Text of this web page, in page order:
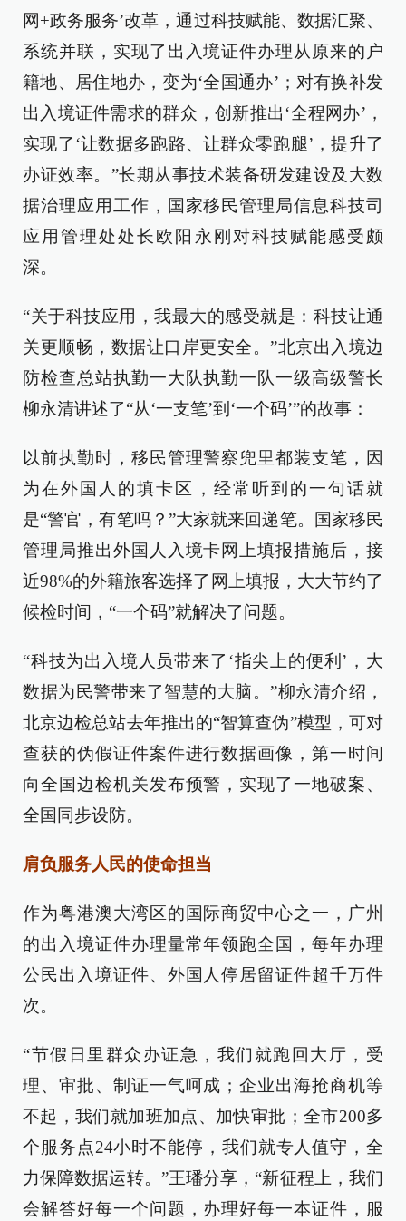
网+政务服务’改革，通过科技赋能、数据汇聚、
系统并联，实现了出入境证件办理从原来的户
籍地、居住地办，变为‘全国通办’；对有换补发
出入境证件需求的群众，创新推出‘全程网办’，
实现了‘让数据多跑路、让群众零跑腿’，提升了
办证效率。”长期从事技术装备研发建设及大数
据治理应用工作，国家移民管理局信息科技司
应用管理处处长欧阳永刚对科技赋能感受颇
深。
“关于科技应用，我最大的感受就是：科技让通
关更顺畅，数据让口岸更安全。”北京出入境边
防检查总站执勤一大队执勤一队一级高级警长
柳永清讲述了“从‘一支笔’到‘一个码’”的故事：
以前执勤时，移民管理警察兜里都装支笔，因
为在外国人的填卡区，经常听到的一句话就
是“警官，有笔吗？”大家就来回递笔。国家移民
管理局推出外国人入境卡网上填报措施后，接
近98%的外籍旅客选择了网上填报，大大节约了
候检时间，“一个码”就解决了问题。
“科技为出入境人员带来了‘指尖上的便利’，大
数据为民警带来了智慧的大脑。”柳永清介绍，
北京边检总站去年推出的“智算查伪”模型，可对
查获的伪假证件案件进行数据画像，第一时间
向全国边检机关发布预警，实现了一地破案、
全国同步设防。
肩负服务人民的使命担当
作为粤港澳大湾区的国际商贸中心之一，广州
的出入境证件办理量常年领跑全国，每年办理
公民出入境证件、外国人停居留证件超千万件
次。
“节假日里群众办证急，我们就跑回大厅，受
理、审批、制证一气呵成；企业出海抢商机等
不起，我们就加班加点、加快审批；全市200多
个服务点24小时不能停，我们就专人值守，全
力保障数据运转。”王璠分享，“新征程上，我们
会解答好每一个问题，办理好每一本证件，服